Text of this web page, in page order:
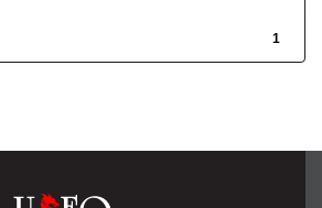
1